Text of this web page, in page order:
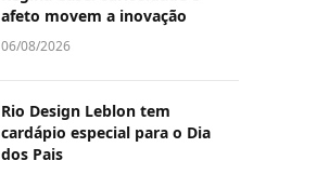
afeto movem a inovação
06/08/2026
Rio Design Leblon tem
cardápio especial para o Dia
dos Pais